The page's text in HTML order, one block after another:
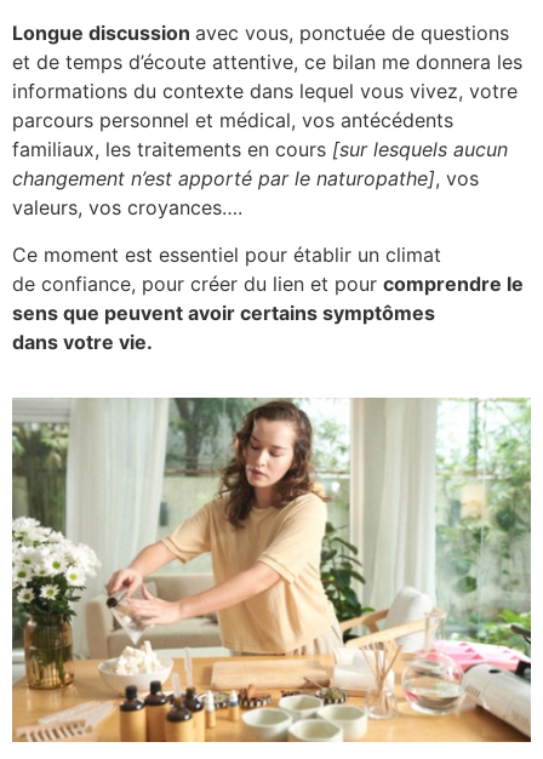
Longue discussion avec vous, ponctuée de questions
et de temps d’écoute attentive, ce bilan me donnera les
informations du contexte dans lequel vous vivez, votre
parcours personnel et médical, vos antécédents
familiaux, les traitements en cours [sur lesquels aucun
changement n’est apporté par le naturopathe], vos
valeurs, vos croyances….
Ce moment est essentiel pour établir un climat
de confiance, pour créer du lien et pour comprendre le
sens que peuvent avoir certains symptômes
dans votre vie.